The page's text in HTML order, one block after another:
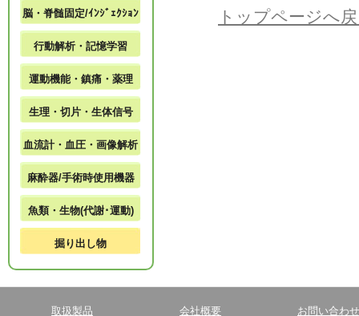
トップページへ
脳・脊髄固定/ｲﾝｼﾞｪｸｼｮﾝ
行動解析・記憶学習
運動機能・鎮痛・薬理
生理・切片・生体信号
血流計・血圧・画像解析
麻酔器/手術時使用機器
魚類・生物(代謝･運動)
掘り出し物
取扱製品 会社概要 お問い合わせ